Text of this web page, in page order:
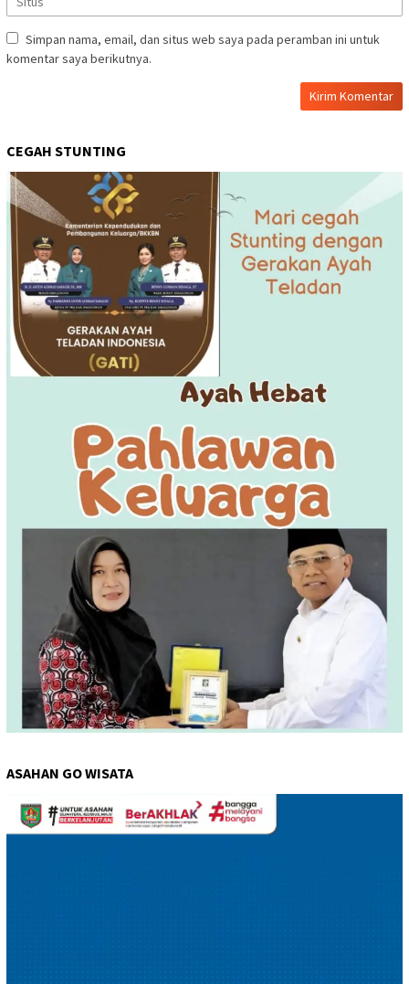
Simpan nama, email, dan situs web saya pada peramban ini untuk
komentar saya berikutnya.
CEGAH STUNTING
ASAHAN GO WISATA
Pemutar
Video